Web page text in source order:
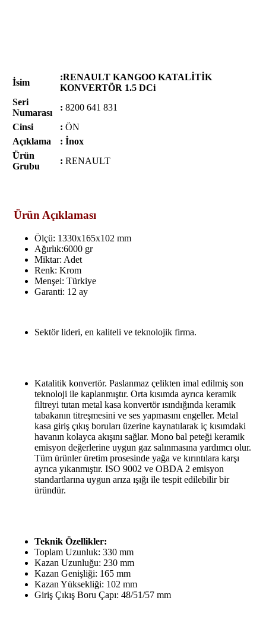
İsim
:RENAULT KANGOO KATALİTİK
KONVERTÖR 1.5 DCi
Seri
Numarası
: 8200 641 831
Cinsi
: ÖN
Açıklama
: İnox
Ürün
Grubu
: RENAULT
Ürün Açıklaması
Ölçü: 1330x165x102 mm
Ağırlık:6000 gr
Miktar: Adet
Renk: Krom
Menşei: Türkiye
Garanti: 12 ay
Sektör lideri, en kaliteli ve teknolojik firma.
Katalitik konvertör. Paslanmaz çelikten imal edilmiş son
teknoloji ile kaplanmıştır. Orta kısımda ayrıca keramik
filtreyi tutan metal kasa konvertör ısındığında keramik
tabakanın titreşmesini ve ses yapmasını engeller. Metal
kasa giriş çıkış boruları üzerine kaynatılarak iç kısımdaki
havanın kolayca akışını sağlar. Mono bal peteği keramik
emisyon değerlerine uygun gaz salınmasına yardımcı olur.
Tüm ürünler üretim prosesinde yağa ve kırıntılara karşı
ayrıca yıkanmıştır. ISO 9002 ve OBDA 2 emisyon
standartlarına uygun arıza ışığı ile tespit edilebilir bir
üründür.
Teknik Özellikler:
Toplam Uzunluk: 330 mm
Kazan Uzunluğu: 230 mm
Kazan Genişliği: 165 mm
Kazan Yüksekliği: 102 mm
Giriş Çıkış Boru Çapı: 48/51/57 mm